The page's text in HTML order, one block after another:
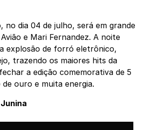
no dia 04 de julho, será em grande
e Mari Fernandez. A noite
explosão de forró eletrônico,
trazendo os maiores hits da
a edição comemorativa de 5
ouro e muita energia.